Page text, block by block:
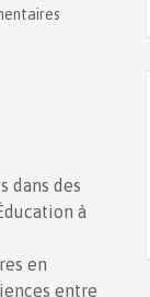
dans des
à
en
entre